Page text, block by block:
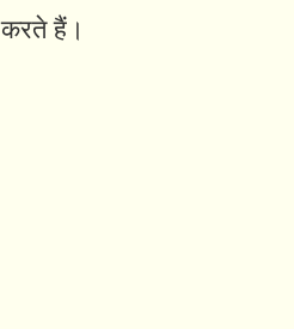
करते हैं।